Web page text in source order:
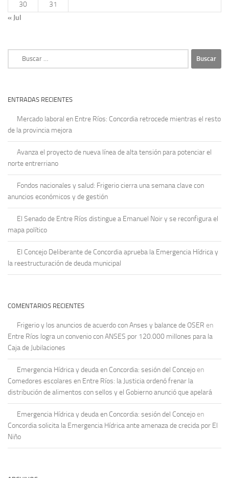
30
31
« Jul
ENTRADAS RECIENTES
Mercado laboral en Entre Ríos: Concordia retrocede mientras el resto
de la provincia mejora
Avanza el proyecto de nueva línea de alta tensión para potenciar el
norte entrerriano
Fondos nacionales y salud: Frigerio cierra una semana clave con
anuncios económicos y de gestión
El Senado de Entre Ríos distingue a Emanuel Noir y se reconfigura el
mapa político
El Concejo Deliberante de Concordia aprueba la Emergencia Hídrica y
la reestructuración de deuda municipal
COMENTARIOS RECIENTES
Frigerio y los anuncios de acuerdo con Anses y balance de OSER en
Entre Ríos logra un convenio con ANSES por 120.000 millones para la
Caja de Jubilaciones
Emergencia Hídrica y deuda en Concordia: sesión del Concejo en
Comedores escolares en Entre Ríos: la Justicia ordenó frenar la
distribución de alimentos con sellos y el Gobierno anunció que apelará
Emergencia Hídrica y deuda en Concordia: sesión del Concejo en
Concordia solicita la Emergencia Hídrica ante amenaza de crecida por El
Niño